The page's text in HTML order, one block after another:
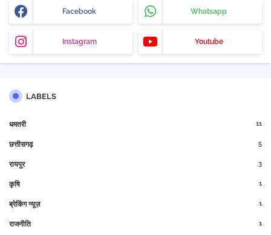
Facebook Whatsapp
Instagram Youtube
LABELS
धमतरी 11
छत्तीसगढ़ 5
रायपुर 3
कृषि 1
ब्रेकिंग न्यूज़ 1
राजनीति 1